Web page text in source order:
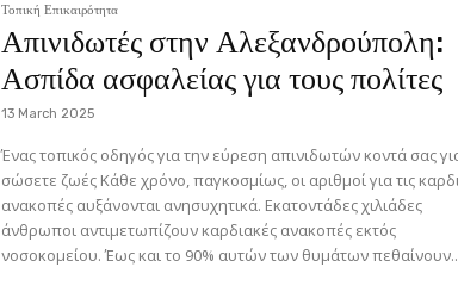
Τοπική Επικαιρότητα
Απινιδωτές στην Αλεξανδρούπολη:
Ασπίδα ασφαλείας για τους πολίτες
13 March 2025
Ένας τοπικός οδηγός για την εύρεση απινιδωτών κοντά σας
σώσετε ζωές Κάθε χρόνο, παγκοσμίως, οι αριθμοί για τις καρδιακές
ανακοπές αυξάνονται ανησυχητικά. Εκατοντάδες χιλιάδες
άνθρωποι αντιμετωπίζουν καρδιακές ανακοπές εκτός
νοσοκομείου. Έως και το 90% αυτών των θυμάτων